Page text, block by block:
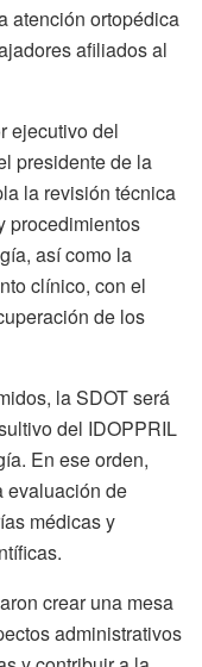
atención ortopédica
afiliados al
ejecutivo del
presidente de la
la revisión técnica
procedimientos
así como la
clínico, con el
de los
la SDOT será
del IDOPPRIL
En ese orden,
evaluación de
médicas y
crear una mesa
administrativos